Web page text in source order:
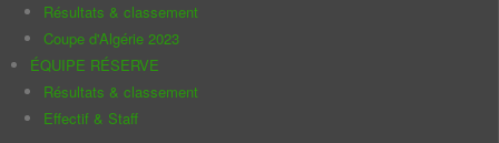
Résultats & classement
Coupe d'Algérie 2023
ÉQUIPE RÉSERVE
Résultats & classement
Effectif & Staff